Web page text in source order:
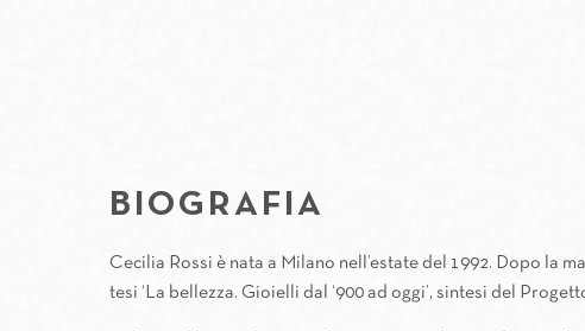
BIOGRAFIA
Cecilia Rossi è nata a Milano nell’estate del 1992. Dopo la
tesi ‘La bellezza. Gioielli dal ‘900 ad oggi’, sintesi del